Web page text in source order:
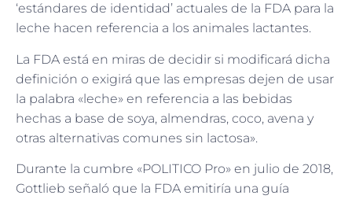
‘estándares de identidad’ actuales de la FDA para la
leche hacen referencia a los animales lactantes.
La FDA está en miras de decidir si modificará dicha
definición o exigirá que las empresas dejen de usar
la palabra «leche» en referencia a las bebidas
hechas a base de soya, almendras, coco, avena y
otras alternativas comunes sin lactosa».
Durante la cumbre «POLITICO Pro» en julio de 2018,
Gottlieb señaló que la FDA emitiría una guía